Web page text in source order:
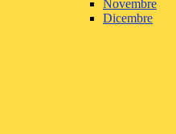
Novembre
Dicembre